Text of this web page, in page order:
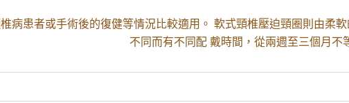
病患者或手術後的復健等情況比較適用。 軟式頸椎壓迫頸圈則由柔
不同而有不同配 戴時間，從兩週至三個月